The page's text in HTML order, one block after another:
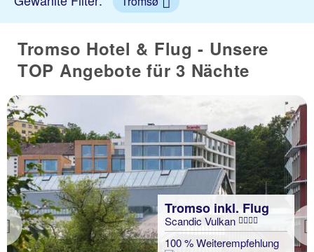
Tromso Hotel & Flug - Unsere
TOP Angebote für 3 Nächte
Previous
Tromso inkl. Flug
Scandic Vulkan
100 % Weiterempfehlung